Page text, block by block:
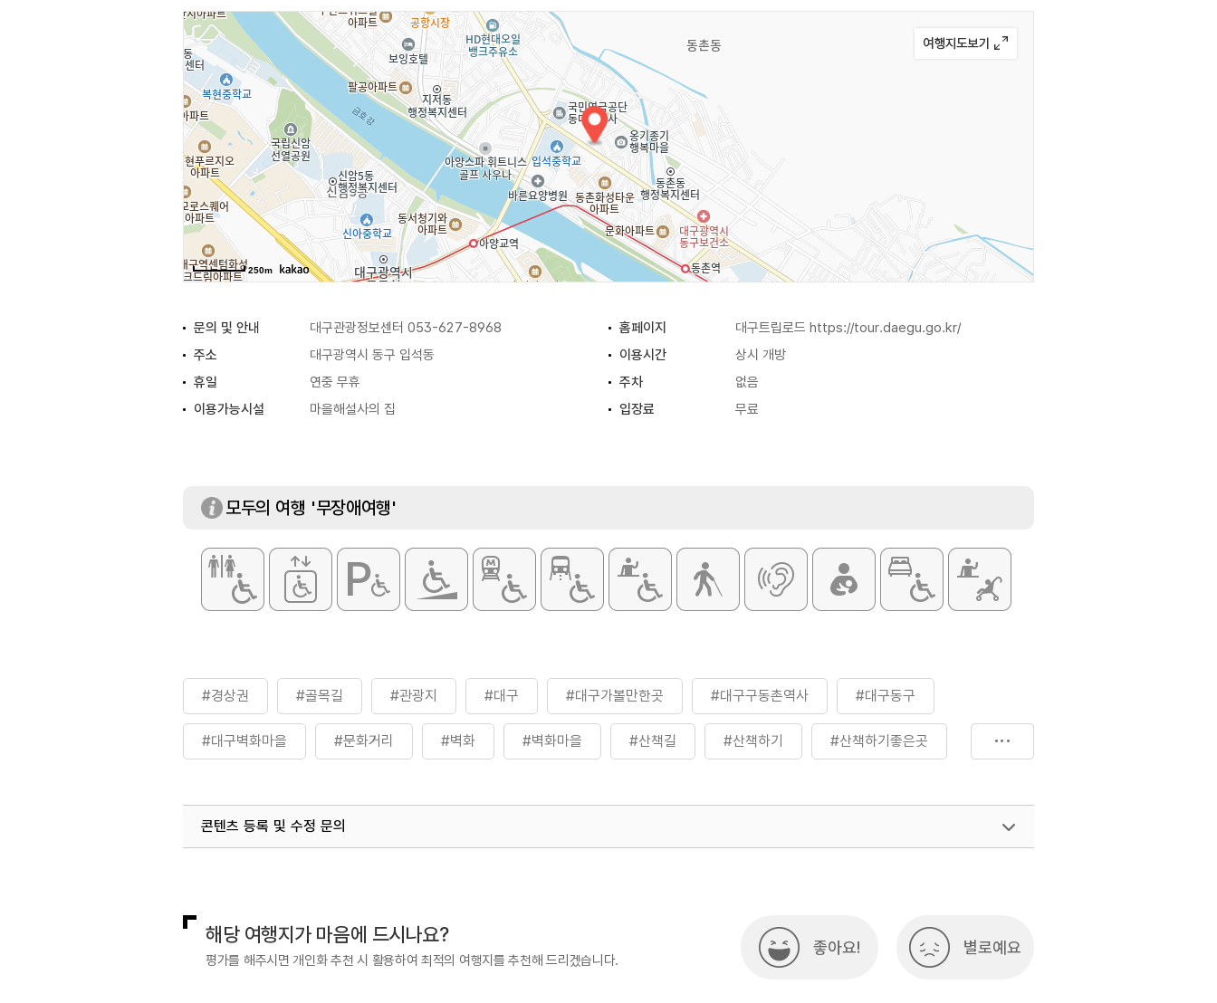
마을을 관통하던 철로를 걷어 낸 자리는 치매 테마 산책길로 조성하여 다른 의미의 산책길을 즐기게 해 놓았다. 인근 동촌 구 역사도
방문하여 옛날 역사의 모습도 함께 둘러볼 수 있다.
250m
문의 및 안내 대구관광정보센터 053-627-8968 홈페이지 대구트립로드 https://tour.daegu.go.kr/
주소
대구광역시 동구 입석동 이용시간
상시 개방
휴일
연중 무휴 주차
없음
이용가능시설
마을해설사의 집 입장료 무료
모두의 여행 '무장애여행'
#경상권 #골목길 #관광지 #대구 #대구가볼만한곳 #대구구동촌역사 #대구동구
#대구벽화마을 #문화거리 #벽화 #벽화마을 #산책길 #산책하기 #산책하기좋은곳
#행복마을 #휴식공간
콘텐츠 등록 및 수정 문의
해당 여행지가 마음에 드시나요?
평가를 해주시면 개인화 추천 시 활용하여 최적의 여행지를 추천해 드리겠습니다.
좋아요! 별로예요